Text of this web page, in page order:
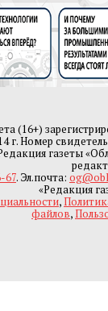
(16+)
г. Номер
газеты
67. Эл.почта:
«Редакция
,
файлов,